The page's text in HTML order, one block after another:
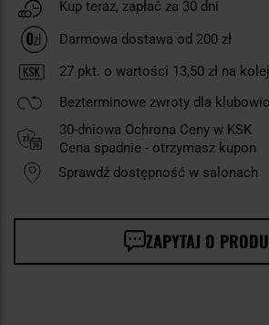
Kup teraz, zapłać za 30 dni
Darmowa dostawa od 200 zł
27 pkt. o wartości 13,50 zł na
Bezterminowe zwroty dla
30-dniowa Ochrona Ceny w KSK
Cena spadnie - otrzymasz kupon
Sprawdź dostępność w salonach
ZAPYTAJ O